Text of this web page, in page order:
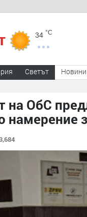
34 °C
Светът Новини
на ОбС
намерение